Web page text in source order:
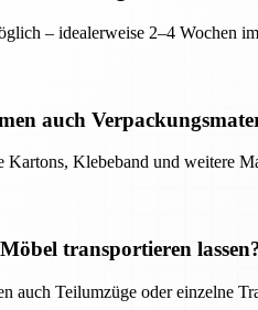
– idealerweise 2–4 Wochen
auch
Kartons, Klebeband und weitere
transportieren
auch Teilumzüge oder einzelne